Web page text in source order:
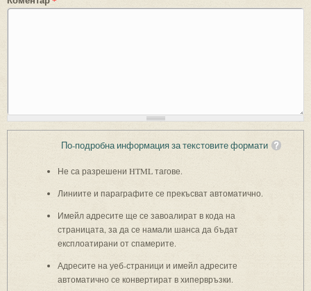
По-подробна информация за текстовите формати
Не са разрешени HTML тагове.
Линиите и параграфите се прекъсват автоматично.
Имейл адресите ще се завоалират в кода на
страницата, за да се намали шанса да бъдат
експлоатирани от спамерите.
Адресите на уеб-страници и имейл адресите
автоматично се конвертират в хипервръзки.